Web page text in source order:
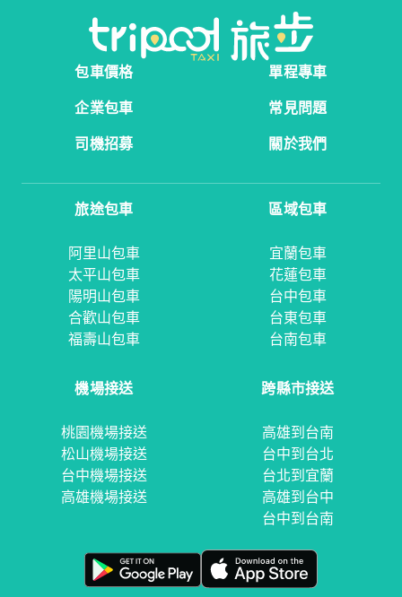
包車價格
單程專車
企業包車
常見問題
司機招募
關於我們
旅途包車
阿里山包車
太平山包車
陽明山包車
合歡山包車
福壽山包車
區域包車
宜蘭包車
花蓮包車
台中包車
台東包車
台南包車
機場接送
桃園機場接送
松山機場接送
台中機場接送
高雄機場接送
跨縣市接送
高雄到台南
台中到台北
台北到宜蘭
高雄到台中
台中到台南